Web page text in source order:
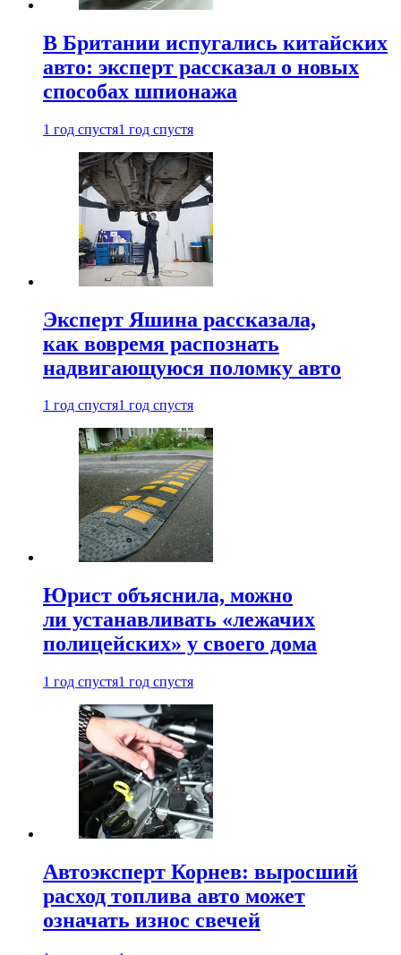
В Британии испугались китайских
авто: эксперт рассказал о новых
способах шпионажа
1 год спустя1 год спустя
Эксперт Яшина рассказала,
как вовремя распознать
надвигающуюся поломку авто
1 год спустя1 год спустя
Юрист объяснила, можно
ли устанавливать «лежачих
полицейских» у своего дома
1 год спустя1 год спустя
Автоэксперт Корнев: выросший
расход топлива авто может
означать износ свечей